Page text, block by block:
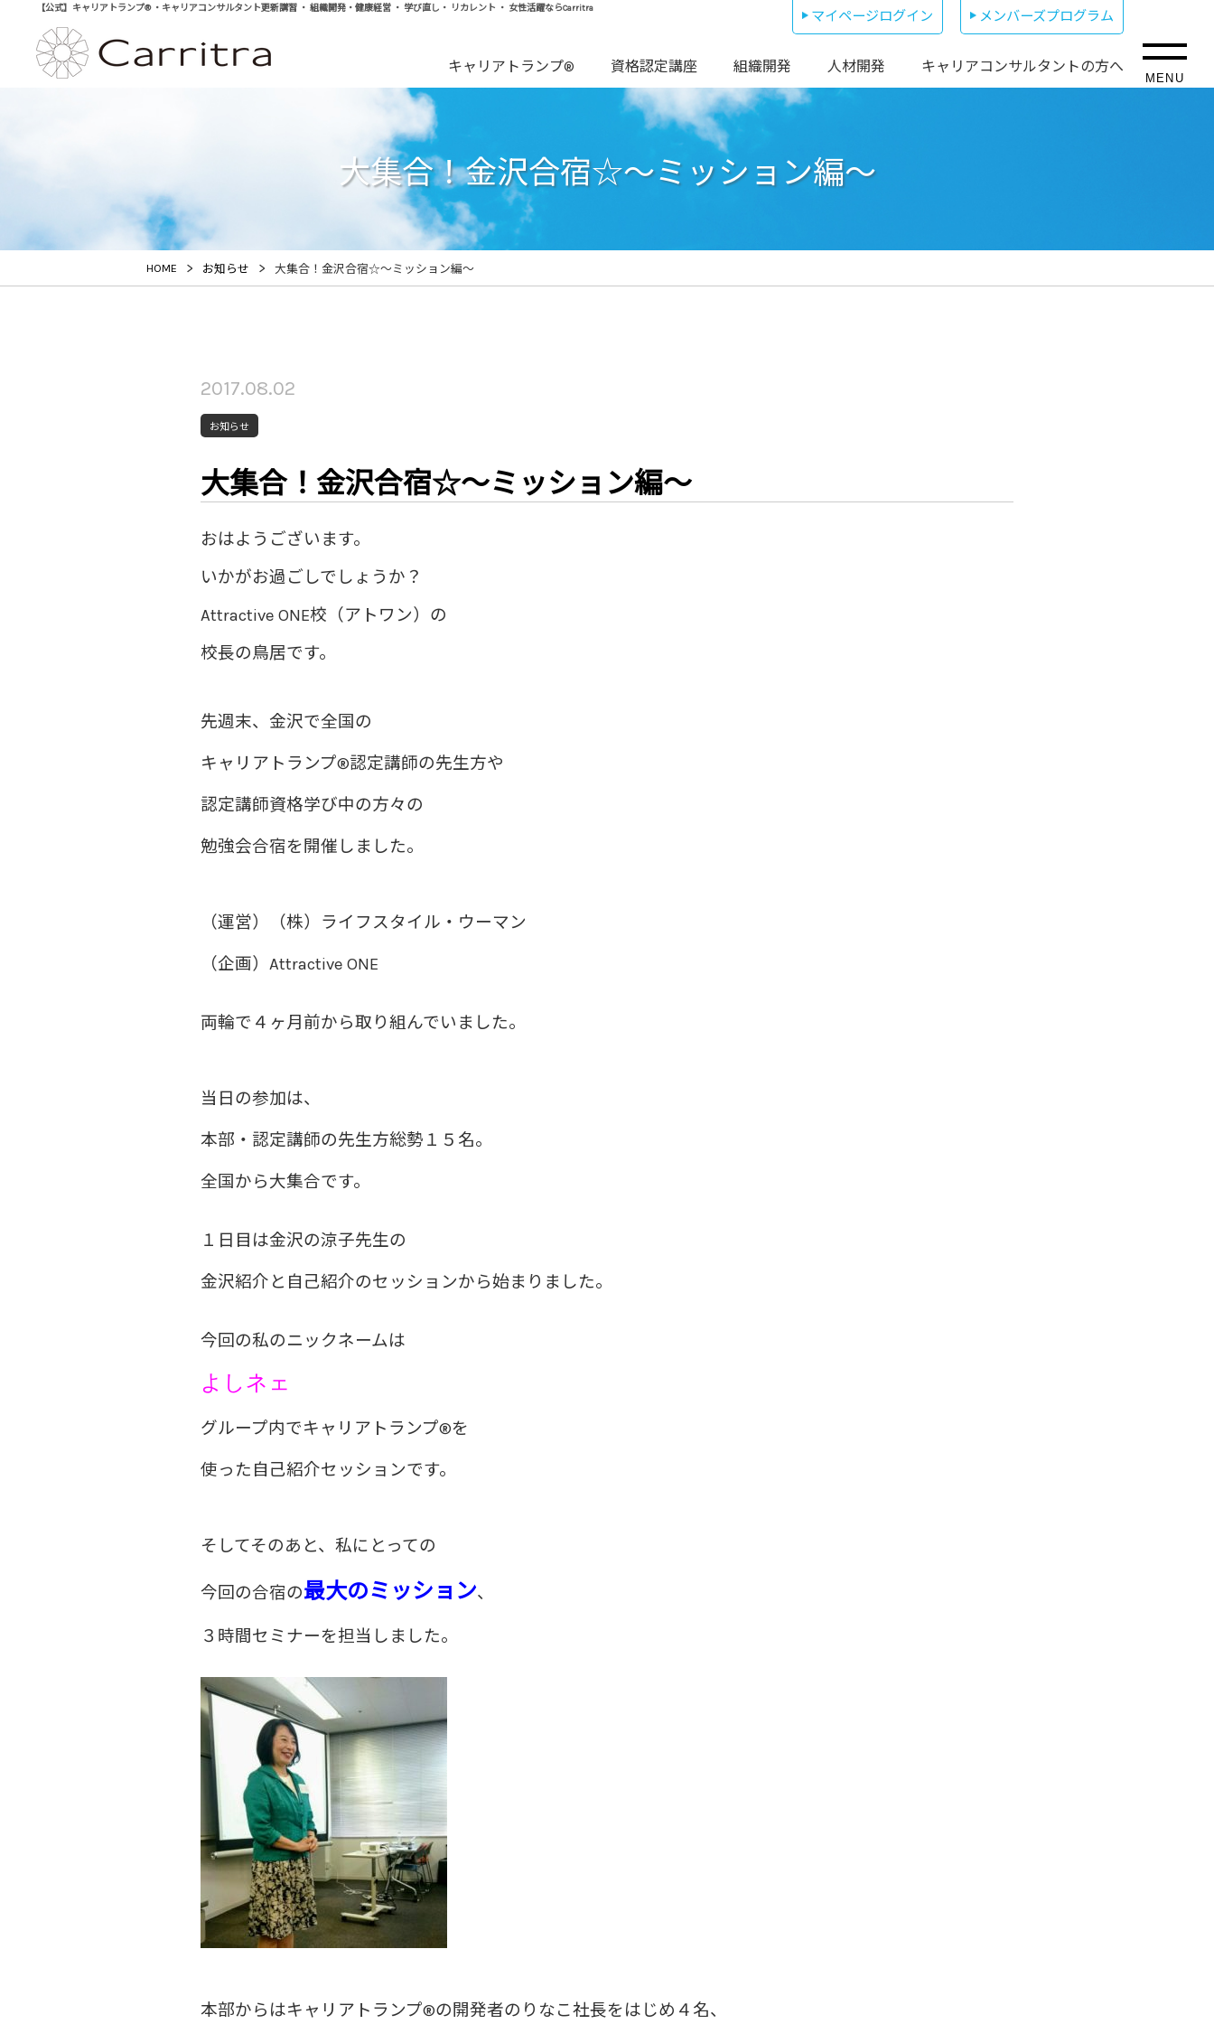
【公式】キャリアトランプ® ・キャリアコンサルタント更新講習 ・ 組織開発・健康経営 ・ 学び直し・ リカレント ・ 女性活躍ならCarritra マイページログイン メンバーズプログラム
キャリアトランプ® 資格認定講座 組織開発 人材開発 キャリアコンサルタントの方へ
MENU
大集合！金沢合宿☆～ミッション編～
HOME > お知らせ > 大集合！金沢合宿☆～ミッション編～
2017.08.02
お知らせ
大集合！金沢合宿☆～ミッション編～
おはようございます。
いかがお過ごしでしょうか？
Attractive ONE校（アトワン）の
校長の鳥居です。
先週末、金沢で全国の
キャリアトランプ®️認定講師の先生方や
認定講師資格学び中の方々の
勉強会合宿を開催しました。
（運営）（株）ライフスタイル・ウーマン
（企画）Attractive ONE
両輪で４ヶ月前から取り組んでいました。
当日の参加は、
本部・認定講師の先生方総勢１５名。
全国から大集合です。
１日目は金沢の涼子先生の
金沢紹介と自己紹介のセッションから始まりました。
今回の私のニックネームは
よしネェ
グループ内でキャリアトランプ®を
使った自己紹介セッションです。
そしてそのあと、私にとっての
今回の合宿の最大のミッション、
３時間セミナーを担当しました。
本部からはキャリアトランプ®️の開発者のりなこ社長をはじめ４名、